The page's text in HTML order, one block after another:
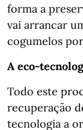
forma a
vai arrancar
cogumelos
A eco-
Todo este
recuperação
tecnologia a